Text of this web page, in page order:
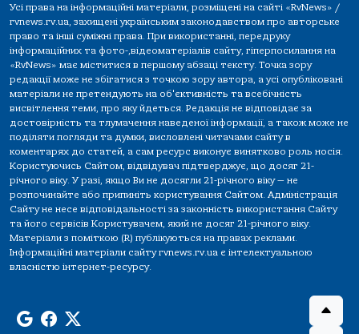
Усі права на інформаційні матеріали, розміщені на сайті «RvNews» /
rvnews.rv.ua, захищені українським законодавством про авторське
право та інші суміжні права. При використанні, передруку
інформаційних та фото-,відеоматеріалів сайту, гіперпосилання на
«RvNews» має міститися в першому абзаці тексту. Точка зору
редакції може не збігатися з точкою зору автора, а усі опубліковані
матеріали не претендують на об'єктивність та всебічність
висвітлення теми, про яку йдеться. Редакція не відповідає за
достовірність та тлумачення наведеної інформації, а також може не
поділяти погляди та думки, висловлені читачами сайту в
коментарях до статей, а сам ресурс виконує винятково роль носія.
Користуючись Сайтом, відвідувач підтверджує, що досяг 21-
річного віку. У разі, якщо Ви не досягли 21-річного віку — не
розпочинайте або припиніть користування Сайтом. Адміністрація
Сайту не несе відповідальності за законність використання Сайту
та його сервісів Користувачем, який не досяг 21-річного віку.
Матеріали з поміткою (R) публікуються на правах реклами.
Інформаційні матеріали сайту rvnews.rv.ua є інтелектуальною
власністю інтернет-ресурсу.